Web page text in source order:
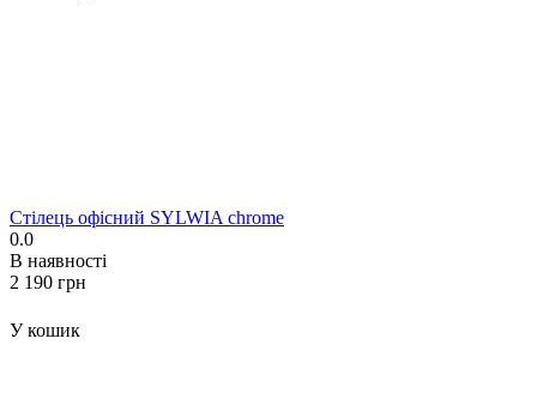
Стілець офісний SYLWIA chrome
0.0
В наявності
‍2 190‍ грн
У кошик